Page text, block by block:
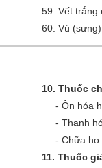
59. Vết trắng
60. Vú
10. Thuốc
- Ôn hóa
- Thanh
- Chữa ho
11. Thuốc